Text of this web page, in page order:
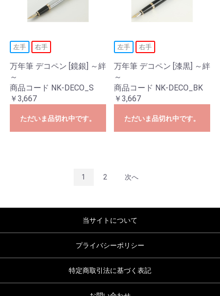
左手 右手
万年筆 デコペン [鏡銀] ～絆
～
商品コード NK-DECO_S
￥3,667
ただいま品切れ中です。
左手 右手
万年筆 デコペン [漆黒] ～絆
～
商品コード NK-DECO_BK
￥3,667
ただいま品切れ中です。
1 2 次へ
当サイトについて
プライバシーポリシー
特定商取引法に基づく表記